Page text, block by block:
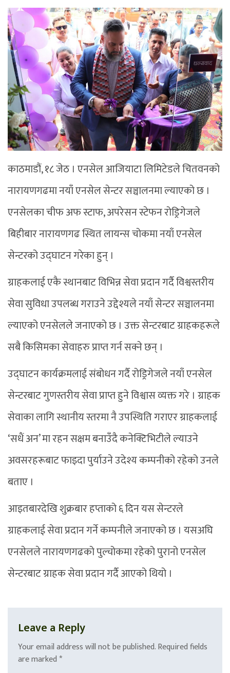
काठमाडौं, १८ जेठ । एनसेल आजियाटा लिमिटेडले चितवनको
नारायणगढमा नयाँ एनसेल सेन्टर सञ्चालनमा ल्याएको छ ।
एनसेलका चीफ अफ स्टाफ, अपरेसन स्टेफन रोड्रिगेजले
बिहीबार नारायणगढ स्थित लायन्स चोकमा नयाँ एनसेल
सेन्टरको उद्घाटन गरेका हुन् ।
ग्राहकलाई एकै स्थानबाट विभिन्न सेवा प्रदान गर्दै विश्वस्तरीय
सेवा सुविधा उपलब्ध गराउने उद्देश्यले नयाँ सेन्टर सञ्चालनमा
ल्याएको एनसेलले जनाएको छ । उक्त सेन्टरबाट ग्राहकहरूले
सबै किसिमका सेवाहरु प्राप्त गर्न सक्ने छन् ।
उद्घाटन कार्यक्रमलाई संबोधन गर्दै रोड्रिगेजले नयाँ एनसेल
सेन्टरबाट गुणस्तरीय सेवा प्राप्त हुने विश्वास व्यक्त गरे । ग्राहक
सेवाका लागि स्थानीय स्तरमा नै उपस्थिति गराएर ग्राहकलाई
‘सधैं अन’ मा रहन सक्षम बनाउँदै कनेक्टिभिटीले ल्याउने
अवसरहरूबाट फाइदा पुर्याउने उदेश्य कम्पनीको रहेको उनले
बताए ।
आइतबारदेखि शुक्रबार हप्ताको ६ दिन यस सेन्टरले
ग्राहकलाई सेवा प्रदान गर्ने कम्पनीले जनाएको छ । यसअघि
एनसेलले नारायणगढको पुल्चोकमा रहेको पुरानो एनसेल
सेन्टरबाट ग्राहक सेवा प्रदान गर्दै आएको थियो ।
Leave a Reply
Your email address will not be published.Required fields
are marked *